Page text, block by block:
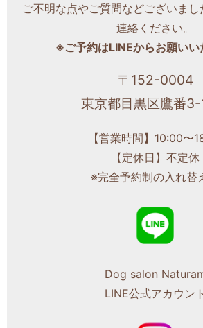
ご不明な点やご質問などございま
連絡ください。
※ご予約はLINEからお願いい
〒152-0004
東京都目黒区鷹番
【営業時間】10:00〜
【定休日】不定休
※完全予約制の入れ替
Dog salon
LINE公式アカウント